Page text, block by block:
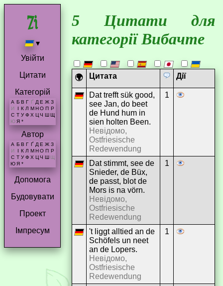
▾
Увійти
Цитати
Категорій
А Б В Г Ґ Д Е Ж З
И
І К Л М Н О П Р
С Т У Ф Х Ц Ч Ш Щ
Ю Я *
Автор
А Б В Г Ґ Д Е Ж З
И
К Л М Н О П Р
С Т У Ф Х Ц Ч Ш Щ
Ю Я *
Допомога
Будовувати
Проект
Імпресум
5 Цитати для
категорії Вибачте
🌍 Цитата Дії
Dat trefft sük good,
see Jan, do beet
de Hund hum in
sien holten Been.
Невідомо,
Ostfriesische
Redewendung
1
Dat stimmt, see de
Snieder, de Büx,
de passt, blot de
Mors is na vörn.
Невідомо,
Ostfriesische
Redewendung
1
't liggt alltied an de
Schöfels un neet
an de Lopers.
Невідомо,
Ostfriesische
Redewendung
1